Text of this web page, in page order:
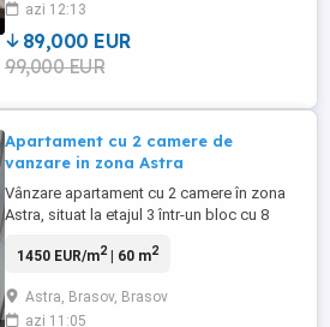
compartimentarea dezvoltată oferă
confort și spațiu util. Imobilul este bine ...
azi 12:13
89,000 EUR
99,000 EUR
Apartament cu 2 camere de
vanzare in zona Astra
Vânzare apartament cu 2 camere în zona
Astra, situat la etajul 3 într-un bloc cu 8
și este compartimentată cu living,
este bine deservită de mijloace de
transport, magazine, școli și alte facilități
1450 EUR/m2| 60 m2
Astra, Brasov, Brasov
azi 11:05